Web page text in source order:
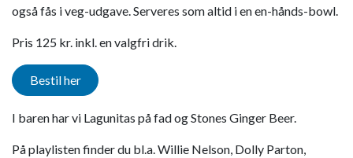
også fås i veg-udgave. Serveres som altid i en en-hånds-bowl.
Pris 125 kr. inkl. en valgfri drik.
Bestil her
I baren har vi Lagunitas på fad og Stones Ginger Beer.
På playlisten finder du bl.a. Willie Nelson, Dolly Parton,